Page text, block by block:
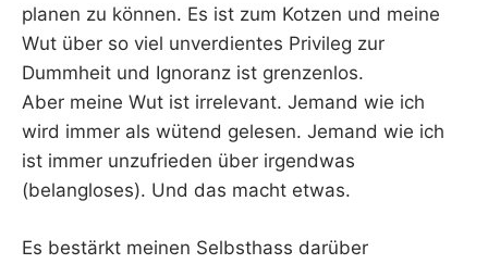
planen zu können. Es ist zum Kotzen und meine
Wut über so viel unverdientes Privileg zur
Dummheit und Ignoranz ist grenzenlos.
Aber meine Wut ist irrelevant. Jemand wie ich
wird immer als wütend gelesen. Jemand wie ich
ist immer unzufrieden über irgendwas
(belangloses). Und das macht etwas.
Es bestärkt meinen Selbsthass darüber